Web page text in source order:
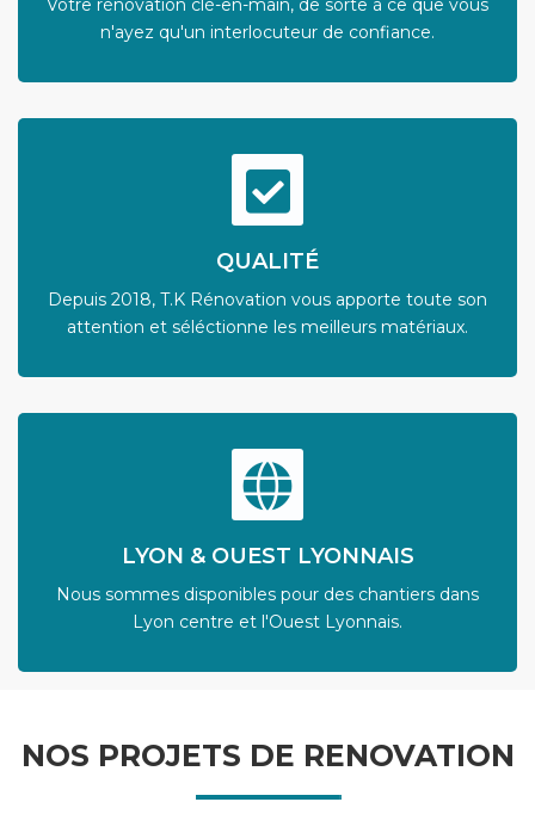
Votre rénovation clé-en-main, de sorte à ce que vous
n'ayez qu'un interlocuteur de confiance.
QUALITÉ
Depuis 2018, T.K Rénovation vous apporte toute son
attention et séléctionne les meilleurs matériaux.
LYON & OUEST LYONNAIS
Nous sommes disponibles pour des chantiers dans
Lyon centre et l'Ouest Lyonnais.
NOS PROJETS DE RENOVATION